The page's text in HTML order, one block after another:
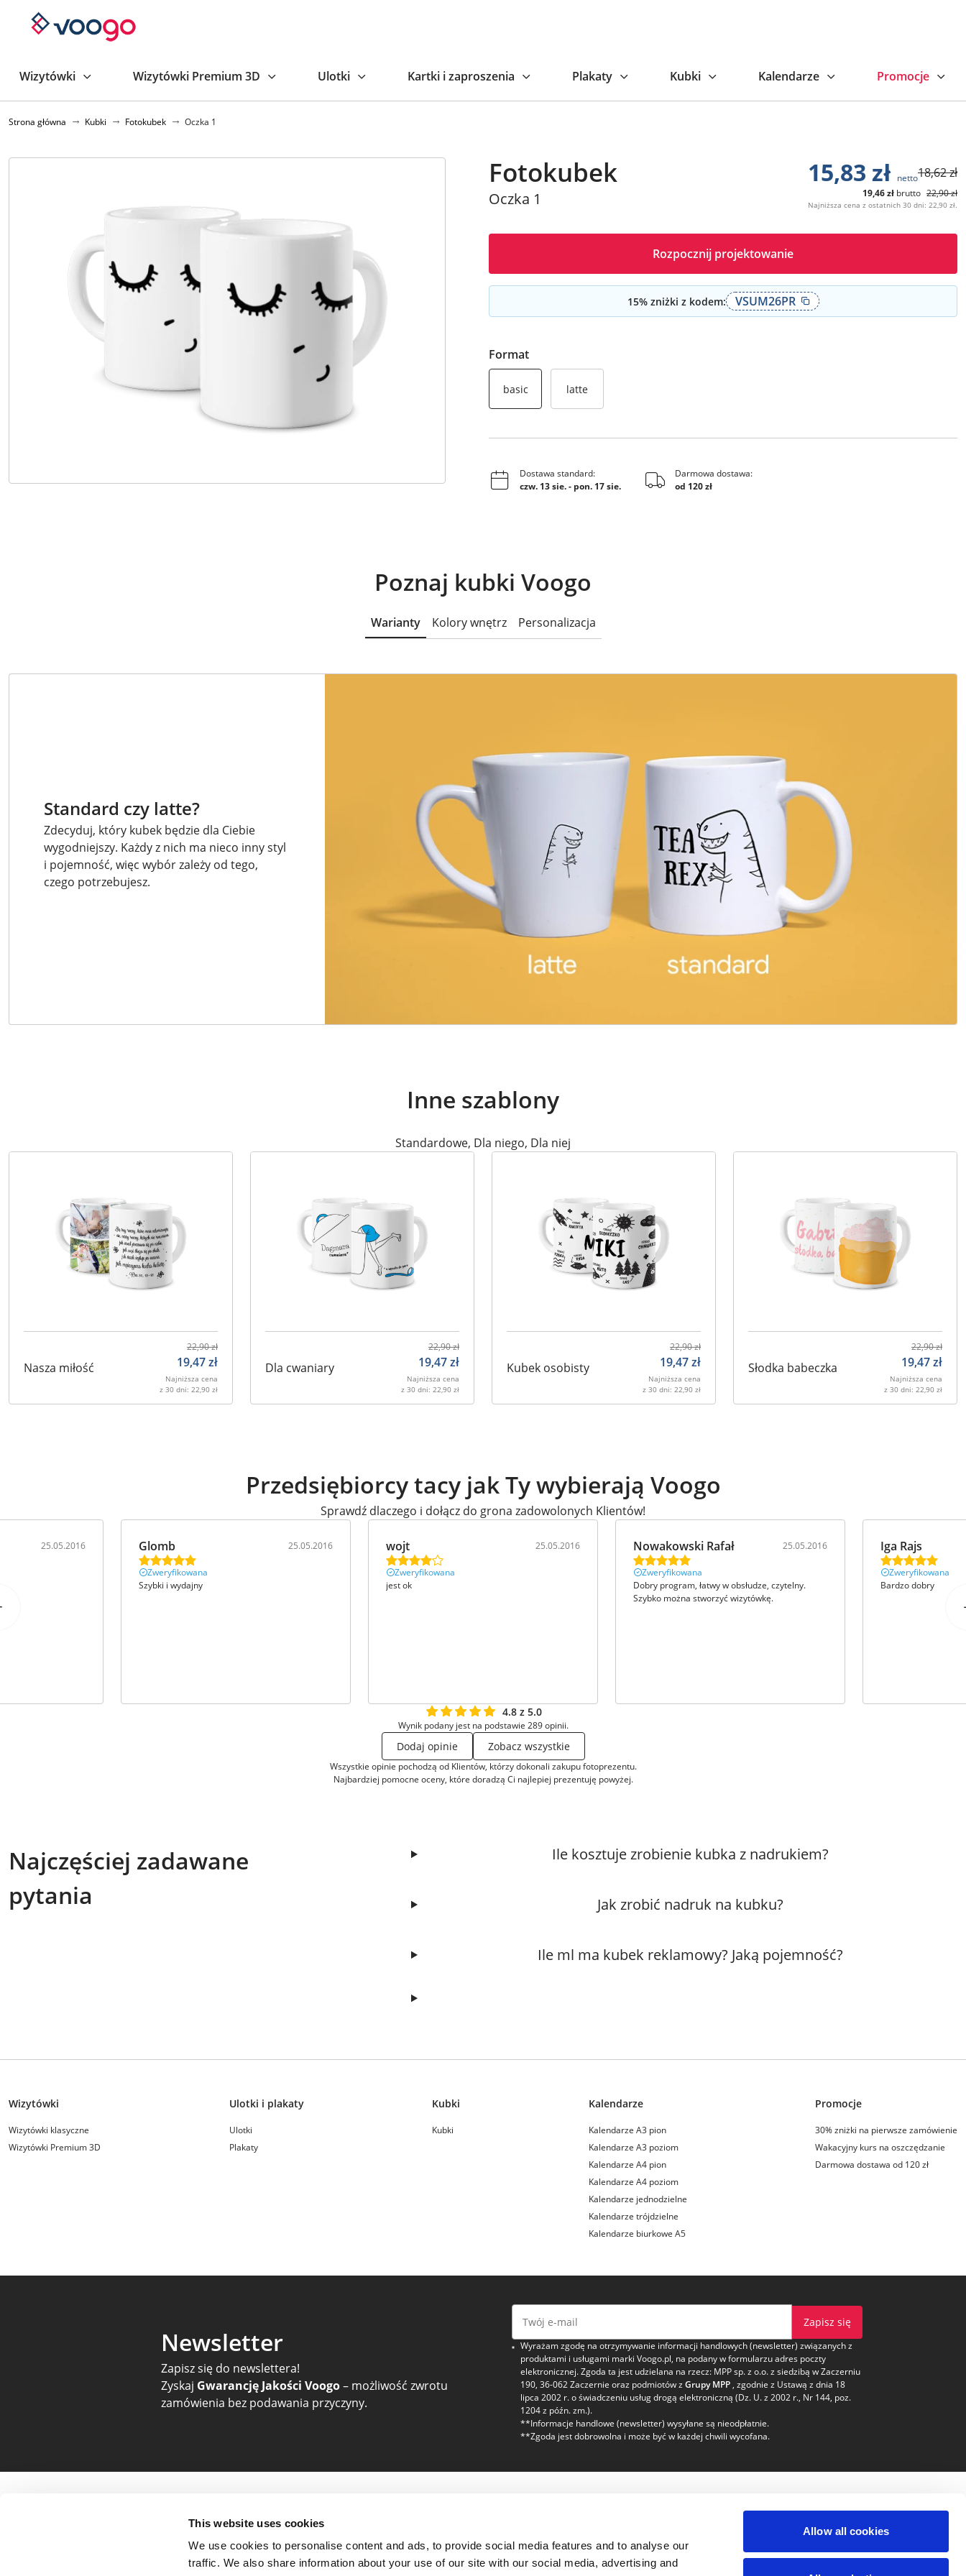
This website uses cookies
We use cookies to personalise content and ads, to provide social media features and to analyse our
traffic. We also share information about your use of our site with our social media, advertising and
Allow all cookies
Wizytówki Wizytówki Premium 3D Ulotki Kartki i zaproszenia Plakaty Kubki Kalendarze Promocje
Strona główna Kubki Fotokubek Oczka 1
Fotokubek
Oczka 1
15,83 zł netto18,62zł
19,46zł brutto 22,90zł
Najniższa cena z ostatnich 30 dni: 22,90 zł.
Rozpocznij projektowanie
15% zniżki z kodem: VSUM26PR
Format
basic latte
Dostawa standard:
czw. 13 sie.- pon. 17 sie.
Darmowa dostawa:
od 120 zł
Poznaj kubki Voogo
Warianty Kolory wnętrz Personalizacja
Standard czy latte?
Zdecyduj, który kubek będzie dla Ciebie
wygodniejszy. Każdy z nich ma nieco inny styl
i pojemność, więc wybór zależy od tego,
czego potrzebujesz.
Inne szablony
Standardowe, Dla niego, Dla niej
Nasza miłość
22,90zł
19,47zł
Najniższa cena
z 30 dni: 22,90 zł
Dla cwaniary
22,90zł
19,47zł
Najniższa cena
z 30 dni: 22,90 zł
Kubek osobisty
22,90zł
19,47zł
Najniższa cena
z 30 dni: 22,90 zł
Słodka babeczka
22,90zł
19,47zł
Najniższa cena
z 30 dni: 22,90 zł
Przedsiębiorcy tacy jak Ty wybierają Voogo
Sprawdź dlaczego i dołącz do grona zadowolonych Klientów!
25.05.2016 Glomb 25.05.2016
Zweryfikowana
Szybki i wydajny
wojt 25.05.2016
Zweryfikowana
jest ok
Nowakowski Rafał 25.05.2016
Zweryfikowana
Dobry program, łatwy w obsłudze, czytelny.
Szybko można stworzyć wizytówkę.
Iga Rajs
Zweryfikowana
Bardzo dobry
4.8 z 5.0
Wynik podany jest na podstawie 289 opinii.
Dodaj opinie Zobacz wszystkie
Wszystkie opinie pochodzą od Klientów, którzy dokonali zakupu fotoprezentu.
Najbardziej pomocne oceny, które doradzą Ci najlepiej prezentuję powyżej.
Najczęściej zadawane
pytania
Ile kosztuje zrobienie kubka z nadrukiem?
Jak zrobić nadruk na kubku?
Ile ml ma kubek reklamowy? Jaką pojemność?
Wizytówki
Wizytówki klasyczne
Wizytówki Premium 3D
Ulotki i plakaty
Ulotki
Plakaty
Kubki
Kubki
Kalendarze
Kalendarze A3 pion
Kalendarze A3 poziom
Kalendarze A4 pion
Kalendarze A4 poziom
Kalendarze jednodzielne
Kalendarze trójdzielne
Kalendarze biurkowe A5
Promocje
30% zniżki na pierwsze zamówienie
Wakacyjny kurs na oszczędzanie
Darmowa dostawa od 120 zł
Newsletter
Zapisz się do newslettera!
Zyskaj Gwarancję Jakości Voogo– możliwość zwrotu
zamówienia bez podawania przyczyny.
Zapisz się
Wyrażam zgodę na otrzymywanie informacji handlowych (newsletter) związanych z
produktami i usługami marki Voogo.pl, na podany w formularzu adres poczty
elektronicznej. Zgoda ta jest udzielana na rzecz: MPP sp. z o.o. z siedzibą w Zaczerniu
190, 36-062 Zaczernie oraz podmiotów zGrupy MPP, zgodnie z Ustawą z dnia 18
lipca 2002 r. o świadczeniu usług drogą elektroniczną (Dz. U. z 2002 r., Nr 144, poz.
1204 z późn. zm.).
**Informacje handlowe (newsletter) wysyłane są nieodpłatnie.
**Zgoda jest dobrowolna i może być w każdej chwili wycofana.
O firmie
Opinie
Polityka prywatności
Regulamin
bok@voogo.pl